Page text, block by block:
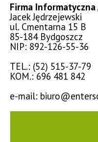
Firma Informatyczna
Jacek Jędrzejewski
ul. Cmentarna 15 B
85-184 Bydgoszcz
NIP: 892-126-55-36
TEL.: (52) 515-37-79
KOM.: 696 481 842
e-mail: